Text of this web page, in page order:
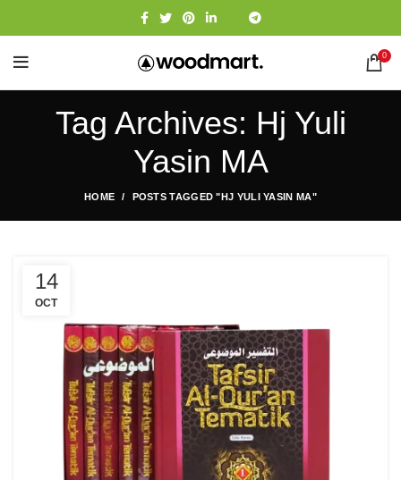
0
Tag Archives: Hj Yuli
Yasin MA
HOME POSTS TAGGED "HJ YULI YASIN MA"
14
OCT